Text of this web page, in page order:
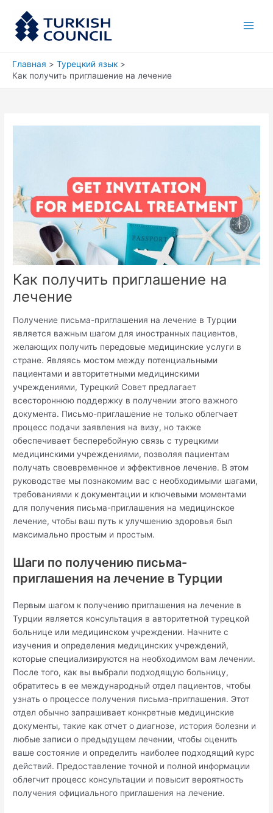
содержимому
Главная
Турецкий язык
Как получить приглашение на лечение
Как получить приглашение на
лечение
Получение письма-приглашения на лечение в Турции
является важным шагом для иностранных пациентов,
желающих получить передовые медицинские услуги в
стране. Являясь мостом между потенциальными
пациентами и авторитетными медицинскими
учреждениями, Турецкий Совет предлагает
всестороннюю поддержку в получении этого важного
документа. Письмо-приглашение не только облегчает
процесс подачи заявления на визу, но также
обеспечивает бесперебойную связь с турецкими
медицинскими учреждениями, позволяя пациентам
получать своевременное и эффективное лечение. В этом
руководстве мы познакомим вас с необходимыми шагами,
требованиями к документации и ключевыми моментами
для получения письма-приглашения на медицинское
лечение, чтобы ваш путь к улучшению здоровья был
максимально простым и простым.
Шаги по получению письма-
приглашения на лечение в Турции
Первым шагом к получению приглашения на лечение в
Турции является консультация в авторитетной турецкой
больнице или медицинском учреждении. Начните с
изучения и определения медицинских учреждений,
которые специализируются на необходимом вам лечении.
После того, как вы выбрали подходящую больницу,
обратитесь в ее международный отдел пациентов, чтобы
узнать о процессе получения письма-приглашения. Этот
отдел обычно запрашивает конкретные медицинские
документы, такие как отчет о диагнозе, история болезни и
любые записи о предыдущем лечении, чтобы оценить
ваше состояние и определить наиболее подходящий курс
действий. Предоставление точной и полной информации
облегчит процесс консультации и повысит вероятность
получения официального приглашения на лечение.